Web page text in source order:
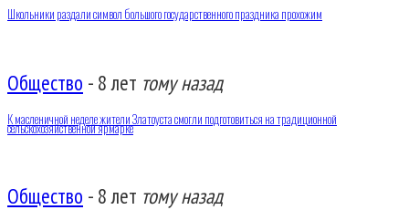
Школьники раздали символ большого государственного праздника прохожим
Общество - 8 лет тому назад
К масленичной неделе жители Златоуста смогли подготовиться на традиционной
сельскохозяйственной ярмарке
Общество - 8 лет тому назад